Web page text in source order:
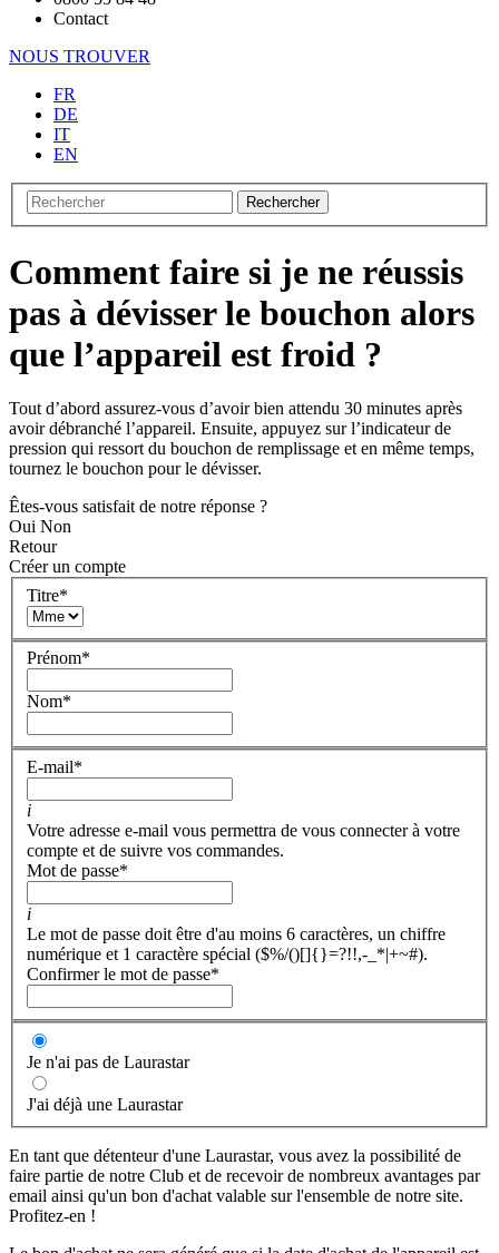
Contact
NOUS TROUVER
FR
DE
IT
EN
Rechercher
Comment faire si je ne réussis
pas à dévisser le bouchon alors
que l’appareil est froid ?
Tout d’abord assurez-vous d’avoir bien attendu 30 minutes après
avoir débranché l’appareil. Ensuite, appuyez sur l’indicateur de
pression qui ressort du bouchon de remplissage et en même temps,
tournez le bouchon pour le dévisser.
Êtes-vous satisfait de notre réponse ?
Oui Non
Retour
Créer un compte
Titre*
Prénom*
Nom*
E-mail*
i
Votre adresse e-mail vous permettra de vous connecter à votre
compte et de suivre vos commandes.
Mot de passe*
i
Le mot de passe doit être d'au moins 6 caractères, un chiffre
numérique et 1 caractère spécial ($%/()[]{}=?!!,-_*|+~#).
Confirmer le mot de passe*
Je n'ai pas de Laurastar
J'ai déjà une Laurastar
En tant que détenteur d'une Laurastar, vous avez la possibilité de
faire partie de notre Club et de recevoir de nombreux avantages par
email ainsi qu'un bon d'achat valable sur l'ensemble de notre site.
Profitez-en !